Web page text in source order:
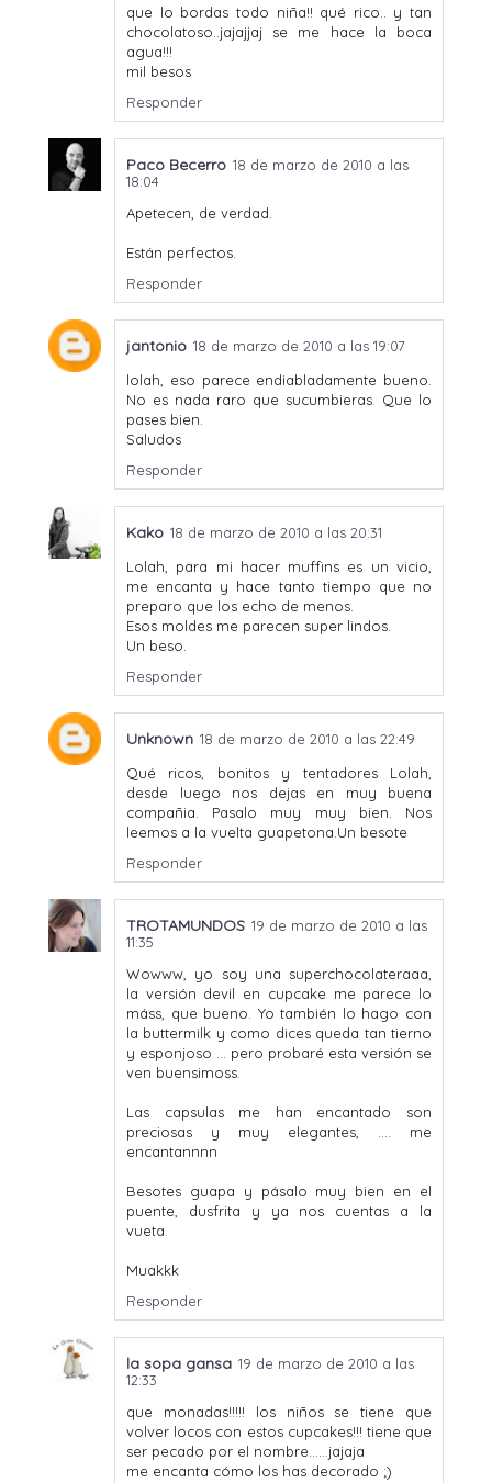
que lo bordas todo niña!! qué rico.. y tan
chocolatoso..jajajjaj se me hace la boca
agua!!!
mil besos
Responder
Paco Becerro 18 de marzo de 2010 a las
18:04
Apetecen, de verdad.
Están perfectos.
Responder
jantonio 18 de marzo de 2010 a las 19:07
lolah, eso parece endiabladamente bueno.
No es nada raro que sucumbieras. Que lo
pases bien.
Saludos
Responder
Kako 18 de marzo de 2010 a las 20:31
Lolah, para mi hacer muffins es un vicio,
me encanta y hace tanto tiempo que no
preparo que los echo de menos.
Esos moldes me parecen super lindos.
Un beso.
Responder
Unknown 18 de marzo de 2010 a las 22:49
Qué ricos, bonitos y tentadores Lolah,
desde luego nos dejas en muy buena
compañia. Pasalo muy muy bien. Nos
leemos a la vuelta guapetona.Un besote
Responder
TROTAMUNDOS 19 de marzo de 2010 a las
11:35
Wowww, yo soy una superchocolateraaa,
la versión devil en cupcake me parece lo
máss, que bueno. Yo también lo hago con
la buttermilk y como dices queda tan tierno
y esponjoso ... pero probaré esta versión se
ven buensimoss.
Las capsulas me han encantado son
preciosas y muy elegantes, .... me
encantannnn
Besotes guapa y pásalo muy bien en el
puente, dusfrita y ya nos cuentas a la
vueta.
Muakkk
Responder
la sopa gansa 19 de marzo de 2010 a las
12:33
que monadas!!!!! los niños se tiene que
volver locos con estos cupcakes!!! tiene que
ser pecado por el nombre......jajaja
me encanta cómo los has decorado ;)